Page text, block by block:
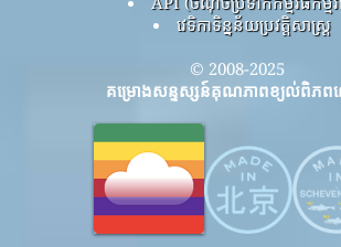
វេទិកាទិន្នន័យប្រវត្តិសាស្ត្រ
© 2008-2025
គម្រោងសន្ទស្សន៍គុណភាពខ្យល់ពិភព